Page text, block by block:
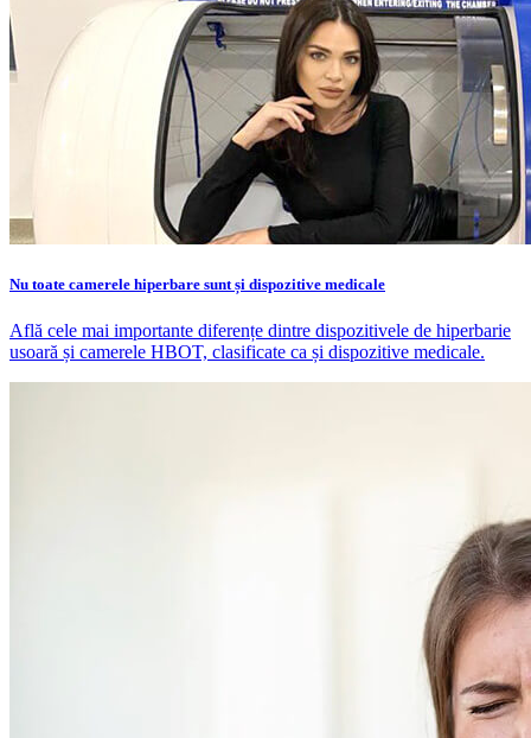
Nu toate camerele hiperbare sunt și dispozitive medicale
Află cele mai importante diferențe dintre dispozitivele de hiperbarie
usoară și camerele HBOT, clasificate ca și dispozitive medicale.